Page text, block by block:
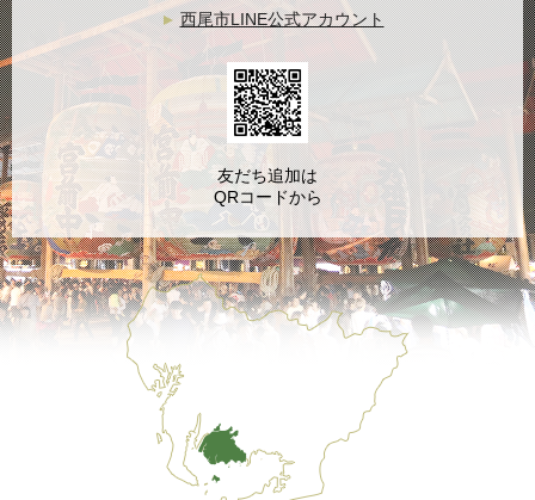
西尾市LINE公式アカウント
友だち追加は
QRコードから